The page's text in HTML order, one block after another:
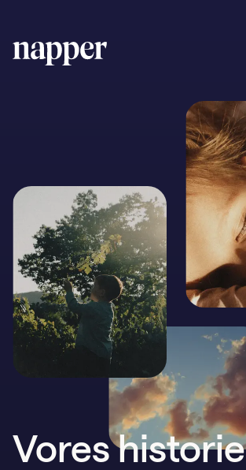
Vores historie
Gave
Support
HENT I Hent i
Vores historie